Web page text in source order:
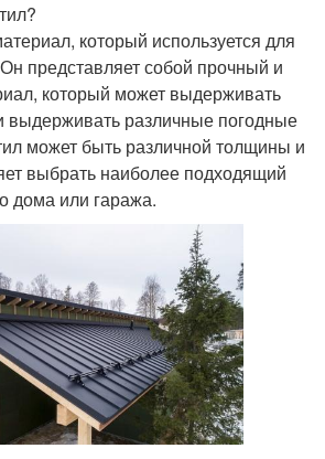
который используется для
представляет собой прочный и
который может выдерживать
выдерживать различные погодные
может быть различной толщины и
выбрать наиболее подходящий
дома или гаража.